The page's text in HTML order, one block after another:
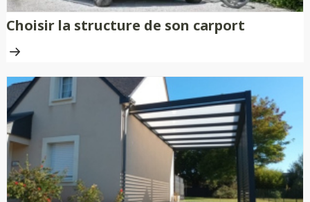
Choisir la structure de son carport